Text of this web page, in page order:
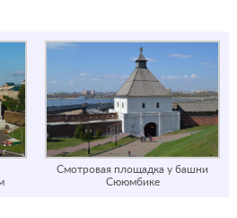
Смотровая площадка у башни
Сююмбике